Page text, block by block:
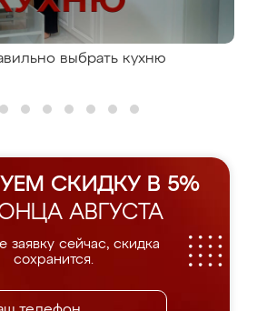
выбрать кухню
СКИДКУ В 5%
АВГУСТА
заявку сейчас, скидка
сохранится.